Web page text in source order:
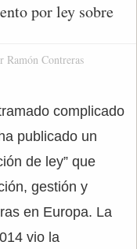
por ley sobre
Ramón Contreras
complicado
publicado un
de ley” que
gestión y
en Europa. La
vio la